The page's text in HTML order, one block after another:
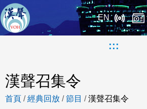
EN
:::
漢聲召集令
首頁 /經典回放 /節目 /漢聲召集令